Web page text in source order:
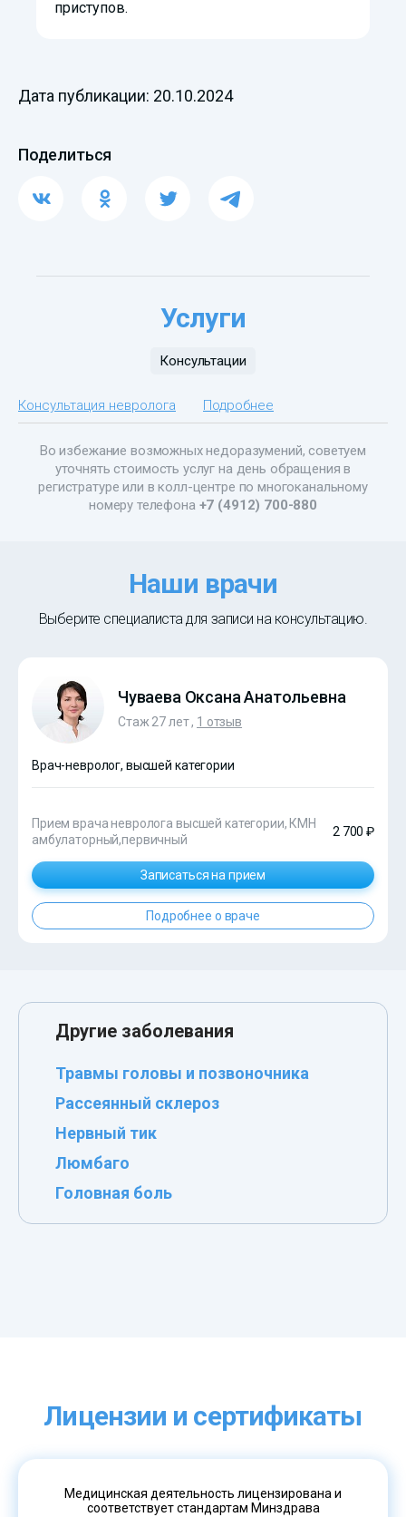
приступов.
Дата публикации: 20.10.2024
Поделиться
Услуги
Консультации
Консультация невролога Подробнее
Во избежание возможных недоразумений, советуем
уточнять стоимость услуг на день обращения в
регистратуре или в колл-центре по многоканальному
номеру телефона +7 (4912) 700-880
Наши врачи
Выберите специалиста для записи на консультацию.
Чуваева Оксана Анатольевна
Стаж 27 лет , 1 отзыв
Врач-невролог, высшей категории
Прием врача невролога высшей категории, КМН
амбулаторный,первичный
2 700 ₽
Записаться на прием
Подробнее о враче
Другие заболевания
Травмы головы и позвоночника
Рассеянный склероз
Нервный тик
Люмбаго
Головная боль
Лицензии и сертификаты
Медицинская деятельность лицензирована и
соответствует стандартам Минздрава